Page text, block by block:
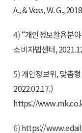
A., & Voss, W. G.,
4)“개인정보활용분
소비자법센터,
5)개인정보위, 맞춤
2022.02.17.)
https://
6)https://